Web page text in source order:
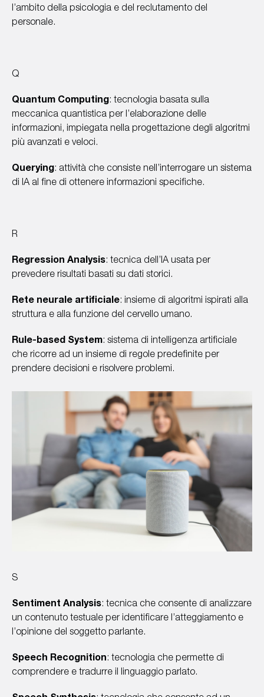
l’ambito della psicologia e del reclutamento del
personale.
Q
Quantum Computing: tecnologia basata sulla
meccanica quantistica per l’elaborazione delle
informazioni, impiegata nella progettazione degli algoritmi
più avanzati e veloci.
Querying: attività che consiste nell’interrogare un sistema
di IA al fine di ottenere informazioni specifiche.
R
Regression Analysis: tecnica dell’IA usata per
prevedere risultati basati su dati storici.
Rete neurale artificiale: insieme di algoritmi ispirati alla
struttura e alla funzione del cervello umano.
Rule-based System: sistema di intelligenza artificiale
che ricorre ad un insieme di regole predefinite per
prendere decisioni e risolvere problemi.
S
Sentiment Analysis: tecnica che consente di analizzare
un contenuto testuale per identificare l’atteggiamento e
l’opinione del soggetto parlante.
Speech Recognition: tecnologia che permette di
comprendere e tradurre il linguaggio parlato.